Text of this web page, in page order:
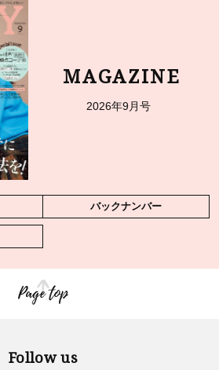
MAGAZINE
2026年9月号
バックナンバー
Page top
Follow us